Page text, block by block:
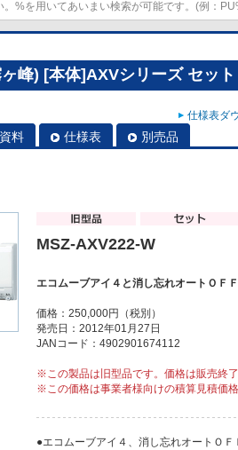
峰) [本体]AXVシリーズ セッ
仕様表ダ
料 仕様表 別売品
MSZ-AXV222-W
エコムーブアイ４と消し忘れオートＯＦ
価格：250,000円（税別）
発売日：2012年01月27日
JANコード：4902901674112
※この製品は旧型品です。価格は販売終
※この価格は事業者様向けの積算見積価
●エコムーブアイ４、消し忘れオートＯ